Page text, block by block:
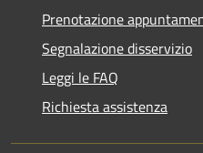
Prenotazione
Segnalazione disservizio
Leggi le FAQ
Richiesta assistenza